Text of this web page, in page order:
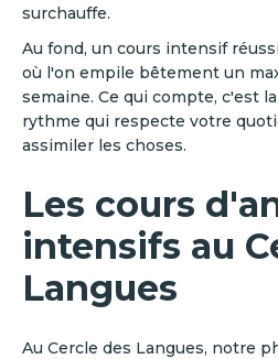
surchauffe.
Au fond, un cours intensif
où l'on empile bêtement un
semaine. Ce qui compte, c'est
rythme qui respecte votre
assimiler les choses.
Les cours
intensifs au
Langues
Au Cercle des Langues, notre